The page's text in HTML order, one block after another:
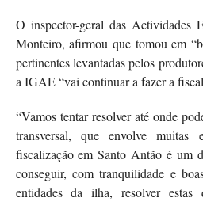
O inspector-geral das Actividades
Monteiro, afirmou que tomou em
pertinentes levantadas pelos
a IGAE “vai continuar a fazer a
“Vamos tentar resolver até onde
transversal, que envolve muitas
fiscalização em Santo Antão é um
conseguir, com tranquilidade e
entidades da ilha, resolver estas